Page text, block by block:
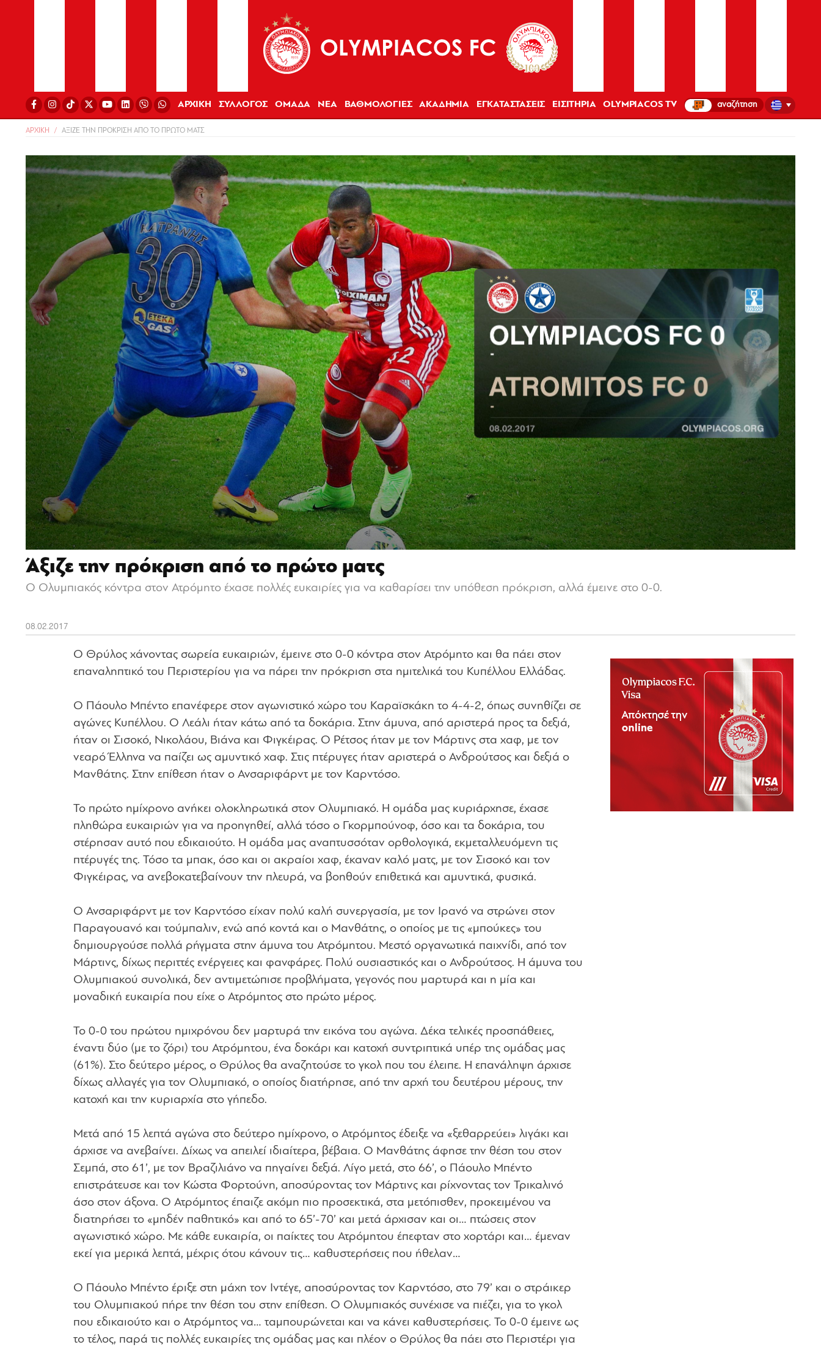
ΑΡΧΙΚΗ ΣΥΛΛΟΓΟΣ ΟΜΑΔΑ ΝΕΑ ΒΑΘΜΟΛΟΓΙΕΣ ΑΚΑΔΗΜΙΑ ΕΓΚΑΤΑΣΤΑΣΕΙΣ ΕΙΣΙΤΗΡΙΑ OLYMPIACOS TV
ΑΡΧΙΚΗ ΑΞΙΖΕ ΤΗΝ ΠΡΟΚΡΙΣΗ ΑΠΟ ΤΟ ΠΡΩΤΟ ΜΑΤΣ
Άξιζε την πρόκριση από το πρώτο ματς
Ο Ολυμπιακός κόντρα στον Ατρόμητο έχασε πολλές ευκαιρίες για να καθαρίσει την υπόθεση πρόκριση, αλλά έμεινε στο 0-0.
08.02.2017
Ο Θρύλος χάνοντας σωρεία ευκαιριών, έμεινε στο 0-0 κόντρα στον Ατρόμητο και θα πάει στον
επαναληπτικό του Περιστερίου για να πάρει την πρόκριση στα ημιτελικά του Κυπέλλου Ελλάδας.
Ο Πάουλο Μπέντο επανέφερε στον αγωνιστικό χώρο του Καραϊσκάκη το 4-4-2, όπως συνηθίζει σε
αγώνες Κυπέλλου. Ο Λεάλι ήταν κάτω από τα δοκάρια. Στην άμυνα, από αριστερά προς τα δεξιά,
ήταν οι Σισοκό, Νικολάου, Βιάνα και Φιγκέιρας. Ο Ρέτσος ήταν με τον Μάρτινς στα χαφ, με τον
νεαρό Έλληνα να παίζει ως αμυντικό χαφ. Στις πτέρυγες ήταν αριστερά ο Ανδρούτσος και δεξιά ο
Μανθάτης. Στην επίθεση ήταν ο Ανσαριφάρντ με τον Καρντόσο.
Το πρώτο ημίχρονο ανήκει ολοκληρωτικά στον Ολυμπιακό. Η ομάδα μας κυριάρχησε, έχασε
πληθώρα ευκαιριών για να προηγηθεί, αλλά τόσο ο Γκορμπούνοφ, όσο και τα δοκάρια, του
στέρησαν αυτό που εδικαιούτο. Η ομάδα μας αναπτυσσόταν ορθολογικά, εκμεταλλευόμενη τις
πτέρυγές της. Τόσο τα μπακ, όσο και οι ακραίοι χαφ, έκαναν καλό ματς, με τον Σισοκό και τον
Φιγκέιρας, να ανεβοκατεβαίνουν την πλευρά, να βοηθούν επιθετικά και αμυντικά, φυσικά.
Ο Ανσαριφάρντ με τον Καρντόσο είχαν πολύ καλή συνεργασία, με τον Ιρανό να στρώνει στον
Παραγουανό και τούμπαλιν, ενώ από κοντά και ο Μανθάτης, ο οποίος με τις «μπούκες» του
δημιουργούσε πολλά ρήγματα στην άμυνα του Ατρόμητου. Μεστό οργανωτικά παιχνίδι, από τον
Μάρτινς, δίχως περιττές ενέργειες και φανφάρες. Πολύ ουσιαστικός και ο Ανδρούτσος. Η άμυνα του
Ολυμπιακού συνολικά, δεν αντιμετώπισε προβλήματα, γεγονός που μαρτυρά και η μία και
μοναδική ευκαιρία που είχε ο Ατρόμητος στο πρώτο μέρος.
Το 0-0 του πρώτου ημιχρόνου δεν μαρτυρά την εικόνα του αγώνα. Δέκα τελικές προσπάθειες,
έναντι δύο (με το ζόρι) του Ατρόμητου, ένα δοκάρι και κατοχή συντριπτικά υπέρ της ομάδας μας
(61%). Στο δεύτερο μέρος, ο Θρύλος θα αναζητούσε το γκολ που του έλειπε. Η επανάληψη άρχισε
δίχως αλλαγές για τον Ολυμπιακό, ο οποίος διατήρησε, από την αρχή του δευτέρου μέρους, την
κατοχή και την κυριαρχία στο γήπεδο.
Μετά από 15 λεπτά αγώνα στο δεύτερο ημίχρονο, ο Ατρόμητος έδειξε να «ξεθαρρεύει» λιγάκι και
άρχισε να ανεβαίνει. Δίχως να απειλεί ιδιαίτερα, βέβαια. Ο Μανθάτης άφησε την θέση του στον
Σεμπά, στο 61’, με τον Βραζιλιάνο να πηγαίνει δεξιά. Λίγο μετά, στο 66’, ο Πάουλο Μπέντο
επιστράτευσε και τον Κώστα Φορτούνη, αποσύροντας τον Μάρτινς και ρίχνοντας τον Τρικαλινό
άσο στον άξονα. Ο Ατρόμητος έπαιζε ακόμη πιο προσεκτικά, στα μετόπισθεν, προκειμένου να
διατηρήσει το «μηδέν παθητικό» και από το 65’-70’ και μετά άρχισαν και οι… πτώσεις στον
αγωνιστικό χώρο. Με κάθε ευκαιρία, οι παίκτες του Ατρόμητου έπεφταν στο χορτάρι και… έμεναν
εκεί για μερικά λεπτά, μέχρις ότου κάνουν τις… καθυστερήσεις που ήθελαν…
Ο Πάουλο Μπέντο έριξε στη μάχη τον Ιντέγε, αποσύροντας τον Καρντόσο, στο 79’ και ο στράικερ
του Ολυμπιακού πήρε την θέση του στην επίθεση. Ο Ολυμπιακός συνέχισε να πιέζει, για το γκολ
που εδικαιούτο και ο Ατρόμητος να… ταμπουρώνεται και να κάνει καθυστερήσεις. Το 0-0 έμεινε ως
το τέλος, παρά τις πολλές ευκαιρίες της ομάδας μας και πλέον ο Θρύλος θα πάει στο Περιστέρι για